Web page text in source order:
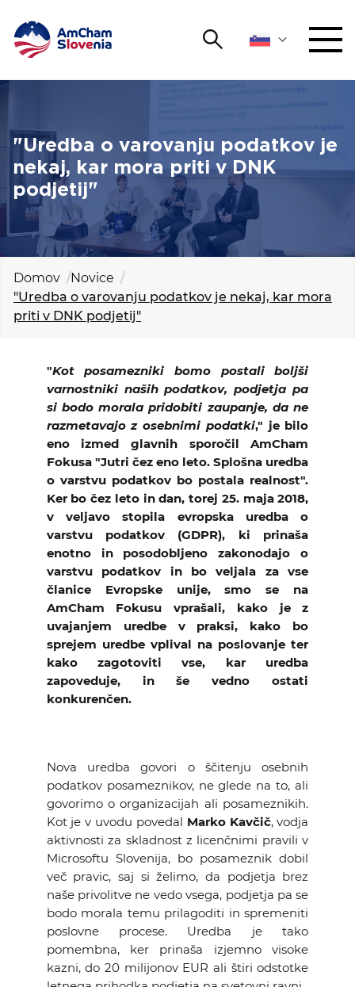
Išči
ZAGOVORNIŠTVO
AmChamYOUNG
MEDNARODNO SODELOVANJE
ČLANSTVO
O NAS
KOLEDAR DOGODKOV
NOVICE
KONTAKT
GALERIJA
Želimo postati član
"Uredba o varovanju podatkov je
nekaj, kar mora priti v DNK
podjetij"
Domov
Novice
"Uredba o varovanju podatkov je nekaj, kar mora
priti v DNK podjetij"
"Kot posamezniki bomo postali boljši
varnostniki naših podatkov, podjetja pa
si bodo morala pridobiti zaupanje, da ne
razmetavajo z osebnimi podatki," je bilo
eno izmed glavnih sporočil AmCham
Fokusa "Jutri čez eno leto. Splošna uredba
o varstvu podatkov bo postala realnost".
Ker bo čez leto in dan, torej 25. maja 2018,
v veljavo stopila evropska uredba o
varstvu podatkov (GDPR), ki prinaša
enotno in posodobljeno zakonodajo o
varstvu podatkov in bo veljala za vse
članice Evropske unije, smo se na
AmCham Fokusu vprašali, kako je z
uvajanjem uredbe v praksi, kako bo
sprejem uredbe vplival na poslovanje ter
kako zagotoviti vse, kar uredba
zapoveduje, in še vedno ostati
konkurenčen.
Nova uredba govori o ščitenju osebnih
podatkov posameznikov, ne glede na to, ali
govorimo o organizacijah ali posameznikih.
Kot je v uvodu povedal Marko Kavčič, vodja
aktivnosti za skladnost z licenčnimi pravili v
Microsoftu Slovenija, bo posameznik dobil
več pravic, saj si želimo, da podjetja brez
naše privolitve ne vedo vsega, podjetja pa se
bodo morala temu prilagoditi in spremeniti
poslovne procese. Uredba je tako
pomembna, ker prinaša izjemno visoke
kazni, do 20 milijonov EUR ali štiri odstotke